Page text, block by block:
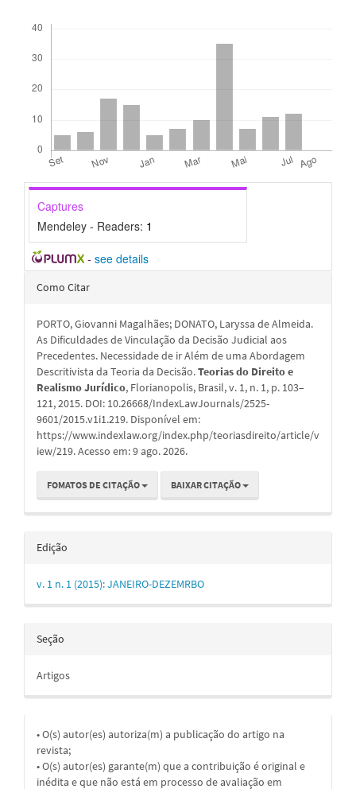
Captures
Mendeley - Readers: 1
- see details
Detalhes
artigo
Como Citar
PORTO, Giovanni Magalhães; DONATO, Laryssa de Almeida.
As Dificuldades de Vinculação da Decisão Judicial aos
Precedentes. Necessidade de ir Além de uma Abordagem
Descritivista da Teoria da Decisão.Teorias do Direito e
Realismo Jurídico, Florianopolis, Brasil, v. 1, n. 1, p. 103–
121, 2015. DOI: 10.26668/IndexLawJournals/2525-
9601/2015.v1i1.219. Disponível em:
https://www.indexlaw.org/index.php/teoriasdireito/article/v
iew/219. Acesso em: 9 ago. 2026.
FOMATOS DE CITAÇÃO BAIXAR CITAÇÃO
Edição
v. 1 n. 1 (2015): JANEIRO-DEZEMRBO
Seção
Artigos
• O(s) autor(es) autoriza(m) a publicação do artigo na
revista;
• O(s) autor(es) garante(m) que a contribuição é original e
inédita e que não está em processo de avaliação em